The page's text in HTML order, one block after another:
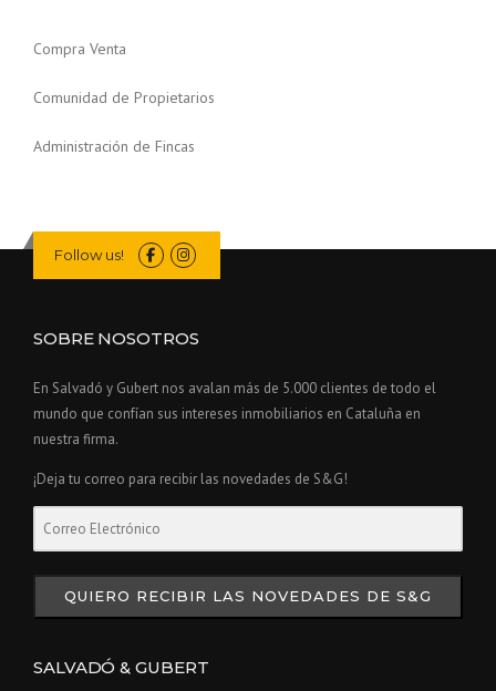
Compra Venta
Comunidad de Propietarios
Administración de Fincas
Follow us!
SOBRE NOSOTROS
En Salvadó y Gubert nos avalan más de 5.000 clientes de todo el
mundo que confían sus intereses inmobiliarios en Cataluña en
nuestra firma.
¡Deja tu correo para recibir las novedades de S&G!
QUIERO RECIBIR LAS NOVEDADES DE S&G
SALVADÓ & GUBERT